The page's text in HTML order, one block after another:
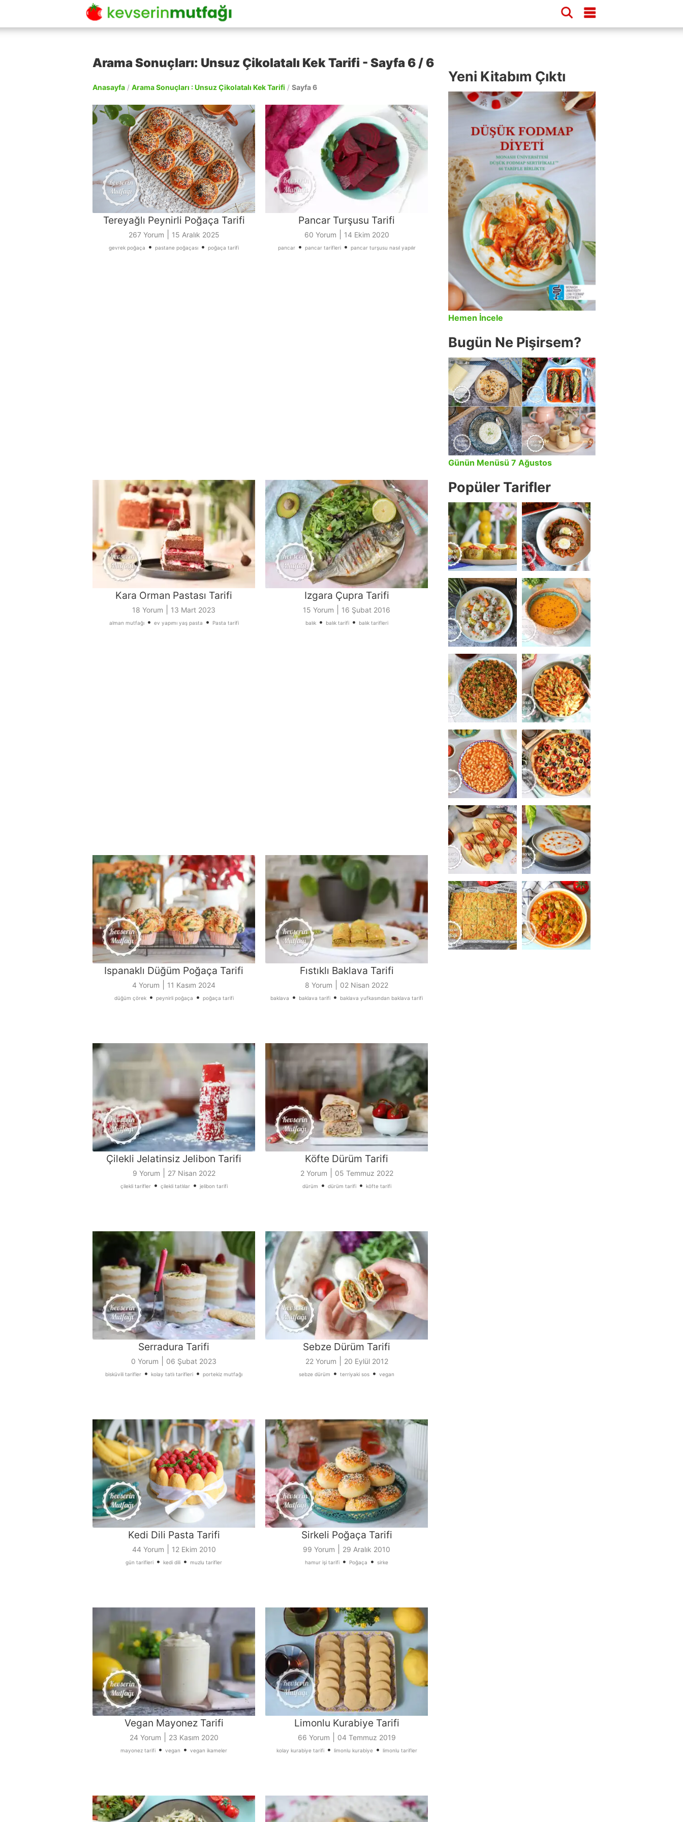
Arama Sonuçları: Unsuz Çikolatalı Kek Tarifi - Sayfa 6 / 6
Anasayfa / Arama Sonuçları : Unsuz Çikolatalı Kek Tarifi / Sayfa 6
Tereyağlı Peynirli Poğaça Tarifi
267 Yorum 15 Aralık 2025
gevrek poğaça • pastane poğaçası • poğaça tarifi
Pancar Turşusu Tarifi
60 Yorum 14 Ekim 2020
pancar• pancar tarifleri• pancar turşusu nasıl yapılır
Kara Orman Pastası Tarifi
18 Yorum 13 Mart 2023
alman mutfağı• ev yapımı yaş pasta • Pasta tarifi
Izgara Çupra Tarifi
15 Yorum 16 Şubat 2016
balık• balık tarifi• balık tarifleri
Ispanaklı Düğüm Poğaça Tarifi
4 Yorum 11 Kasım 2024
düğüm çörek• peynirli poğaça • poğaça tarifi
Fıstıklı Baklava Tarifi
8 Yorum 02 Nisan 2022
baklava • baklava tarifi • baklava yufkasından baklava tarifi
Çilekli Jelatinsiz Jelibon Tarifi
9 Yorum 27 Nisan 2022
çilekli tarifler• çilekli tatlılar• jelibon tarifi
Köfte Dürüm Tarifi
2 Yorum 05 Temmuz 2022
dürüm • dürüm tarifi• köfte tarifi
Serradura Tarifi
0 Yorum 06 Şubat 2023
bisküvili tarifler • kolay tatlı tarifleri • portekiz mutfağı
Sebze Dürüm Tarifi
22 Yorum 20 Eylül 2012
sebze dürüm • terriyaki sos • vegan
Kedi Dili Pasta Tarifi
44 Yorum 12 Ekim 2010
gün tarifleri • kedi dili • muzlu tarifler
Sirkeli Poğaça Tarifi
99 Yorum 29 Aralık 2010
hamur işi tarifi • Poğaça • sirke
Vegan Mayonez Tarifi
24 Yorum 23 Kasım 2020
mayonez tarifi • vegan • vegan ikameler
Limonlu Kurabiye Tarifi
66 Yorum 04 Temmuz 2019
kolay kurabiye tarifi• limonlu kurabiye• limonlu tarifler
Yeni Kitabım Çıktı
Hemen İncele
Bugün Ne Pişirsem?
Günün Menüsü 7 Ağustos
Popüler Tarifler